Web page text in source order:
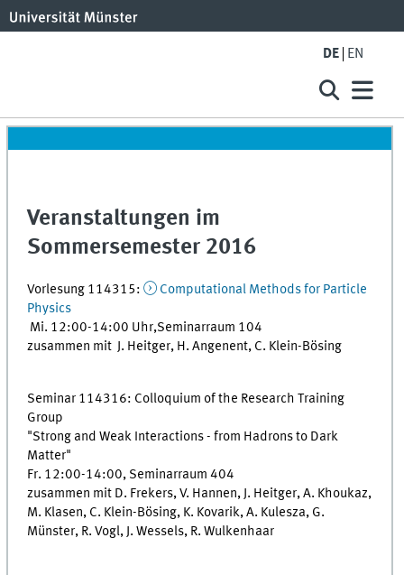
DE EN
Veranstaltungen im
Sommersemester 2016
Vorlesung 114315:
Computational Methods for Particle
Physics
Mi. 12:00-14:00 Uhr,Seminarraum 104
zusammen mit J. Heitger, H. Angenent, C. Klein-Bösing
Seminar 114316: Colloquium of the Research Training
Group
"Strong and Weak Interactions - from Hadrons to Dark
Matter"
Fr. 12:00-14:00, Seminarraum 404
zusammen mit D. Frekers, V. Hannen, J. Heitger, A. Khoukaz,
M. Klasen, C. Klein-Bösing, K. Kovarik, A. Kulesza, G.
Münster, R. Vogl, J. Wessels, R. Wulkenhaar